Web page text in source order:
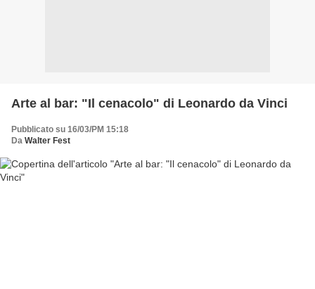
Arte al bar: "Il cenacolo" di Leonardo da Vinci
Pubblicato su 16/03/PM 15:18
Da Walter Fest